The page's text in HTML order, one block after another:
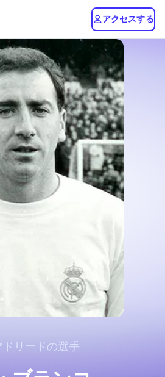
アクセスする
ドリードの選手